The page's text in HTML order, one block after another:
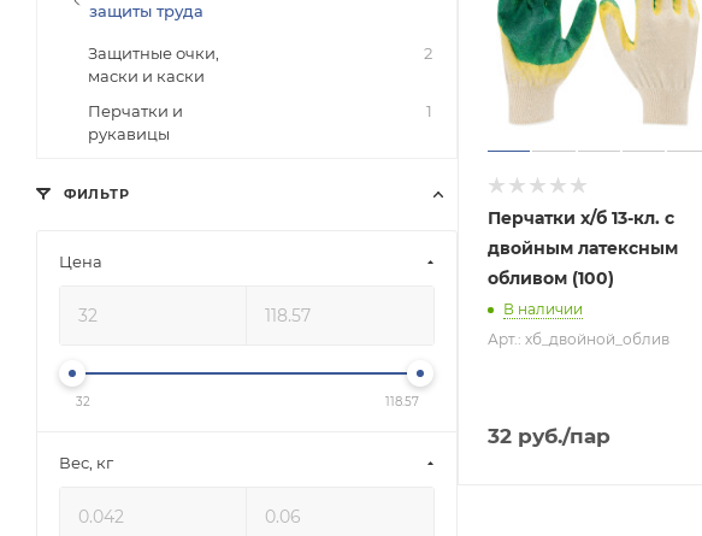
Перчатки х/б 13-кл. с
двойным латексным
обливом (100)
В наличии
Арт.: хб_двойной_облив
32 руб./пар
защиты труда
Защитные очки,
маски и каски
2
Перчатки и
рукавицы
1
ФИЛЬТР
Цена
32 118.57
Вес, кг